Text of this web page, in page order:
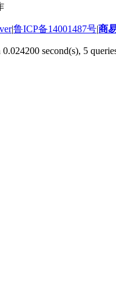
|鲁ICP备14001487号|商
0.024200 second(s), 5